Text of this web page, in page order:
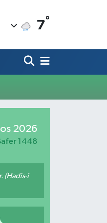
7°
2026
1448
(Hadis-i